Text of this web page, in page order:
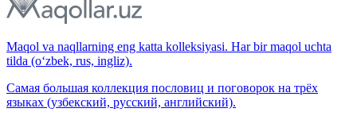
Maqol va naqllarning eng katta kolleksiyasi. Har bir maqol uchta
tilda (o‘zbek, rus, ingliz).
Самая большая коллекция пословиц и поговорок на трёх
языках (узбекский, русский, английский).